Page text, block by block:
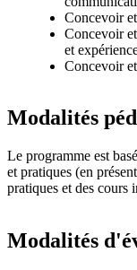
Concevoir
Concevoir
et
Concevoir
Modalités
Le programme est
et pratiques (en
pratiques et des cours
Modalités